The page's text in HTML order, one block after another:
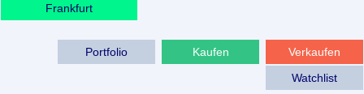
Frankfurt
Verkaufen
Kaufen
Portfolio
Watchlist